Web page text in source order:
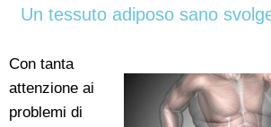
Un tessuto adiposo sano
Con tanta
attenzione ai
problemi di